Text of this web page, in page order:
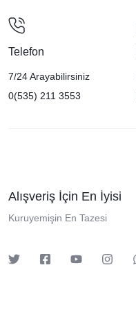
Telefon
7/24 Arayabilirsiniz
0(535) 211 3553
Alışveriş İçin En İyisi
Kuruyemişin En Tazesi